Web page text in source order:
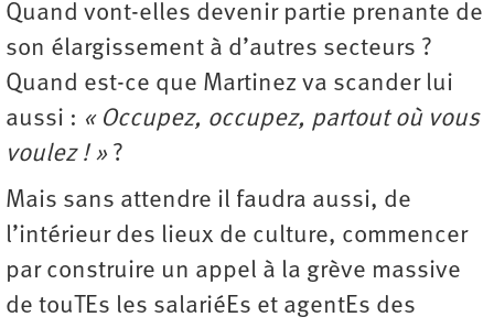
Quand vont-elles devenir partie prenante de
son élargissement à d’autres secteurs ?
Quand est-ce que Martinez va scander lui
aussi : « Occupez, occupez, ­partout où vous
voulez ! » ?
Mais sans attendre il faudra aussi, de
l’intérieur des lieux de culture, commencer
par construire un appel à la grève massive
de touTEs les salariéEs et agentEs des